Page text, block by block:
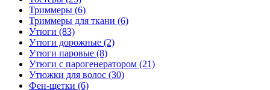
Триммеры (6)
Триммеры для ткани (6)
Утюги (83)
Утюги дорожные (2)
Утюги паровые (8)
Утюги с парогенератором (21)
Утюжки для волос (30)
Фен-щетки (6)